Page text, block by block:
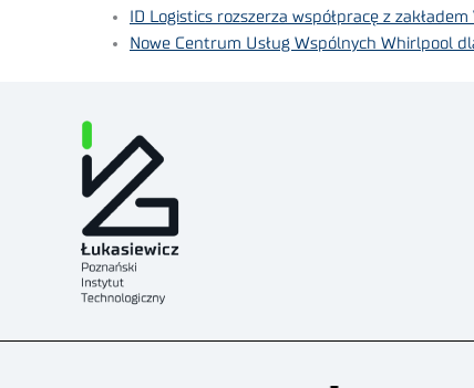
ID Logistics rozszerza współpracę z
Nowe Centrum Usług Wspólnych Whirlpool